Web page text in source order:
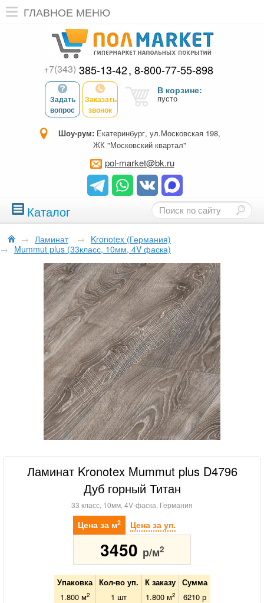
ГЛАВНОЕ МЕНЮ
+7(343) 385-13-42 8-800-77-55-898
Задать
вопрос
Заказать
звонок
В корзине:
пусто
Шоу-рум: Екатеринбург, ул.Московская 198,
ЖК "Московский квартал"
pol-market@bk.ru
Каталог
→ Ламинат → Kronotex (Германия)
→ Mummut plus (33класс, 10мм, 4V фаска)
Ламинат Kronotex Mummut plus D4796
Дуб горный Титан
33 класс, 10мм, 4V-фаска, Германия
Цена за м2 Цена за уп.
3450 р/м2
Упаковка Кол-во уп. К заказу
Сумма
1.800 м2 1 шт 1.800м2 6210р